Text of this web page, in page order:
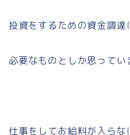
投資をするための資金調達
必要なものとしか思ってい
仕事をしてお給料が入らな